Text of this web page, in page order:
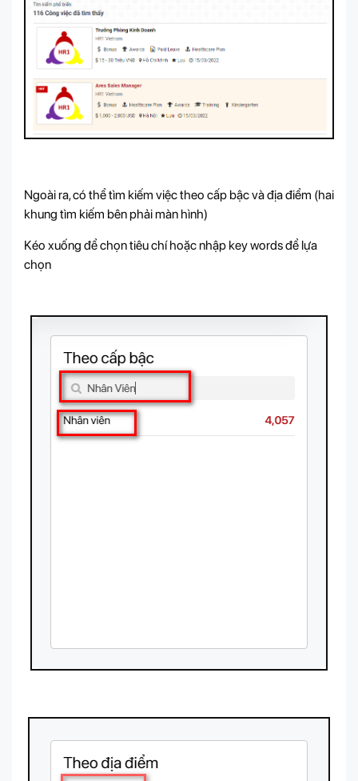
Ngoài ra, có thể tìm kiếm việc theo cấp bậc và địa điểm (hai
khung tìm kiếm bên phải màn hình)
Kéo xuống để chọn tiêu chí hoặc nhập key words để lựa
chọn